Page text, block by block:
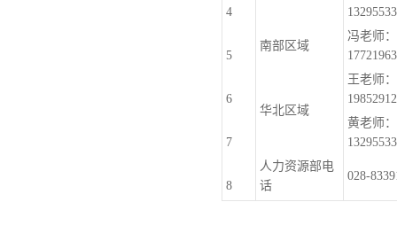
4
5
南部区域
冯老师：
6
华北区域
王老师：
7
黄老师：
8
人力资源部电
话
028-